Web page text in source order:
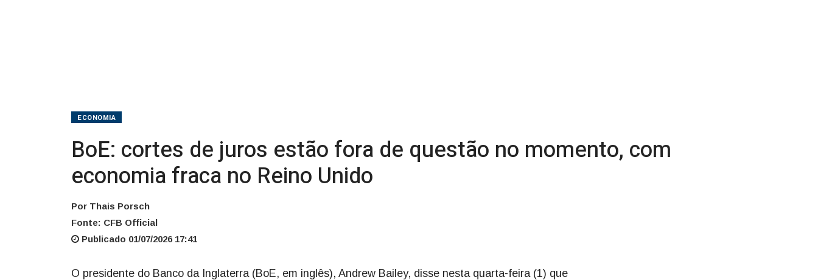
ECONOMIA
BoE: cortes de juros estão fora de questão no momento, com
economia fraca no Reino Unido
Por Thais Porsch
Fonte: CFB Official
Publicado 01/07/2026 17:41
O presidente do Banco da Inglaterra (BoE, em inglês), Andrew Bailey, disse nesta quarta-feira (1) que